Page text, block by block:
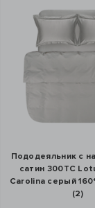
Пододеяльник с
сатин 300ТС
Carolina серый
(2)